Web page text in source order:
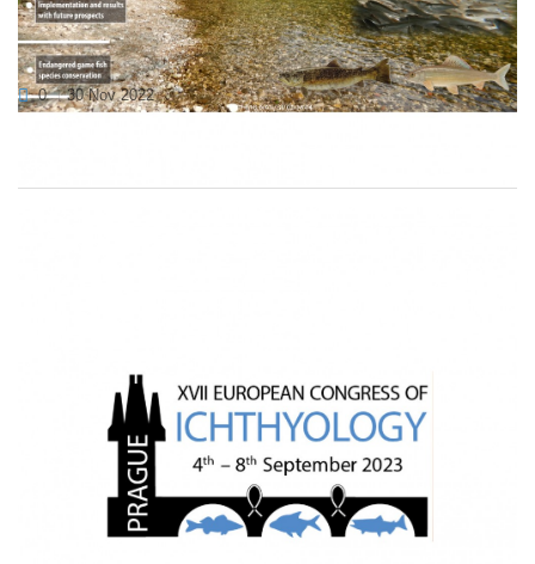
PRIDRUŽI SE NAM NA MEDNARODNEM
KONGRESU
0 30 Nov 2022
UDELEŽILI SMO SE MEDNARODNEGA